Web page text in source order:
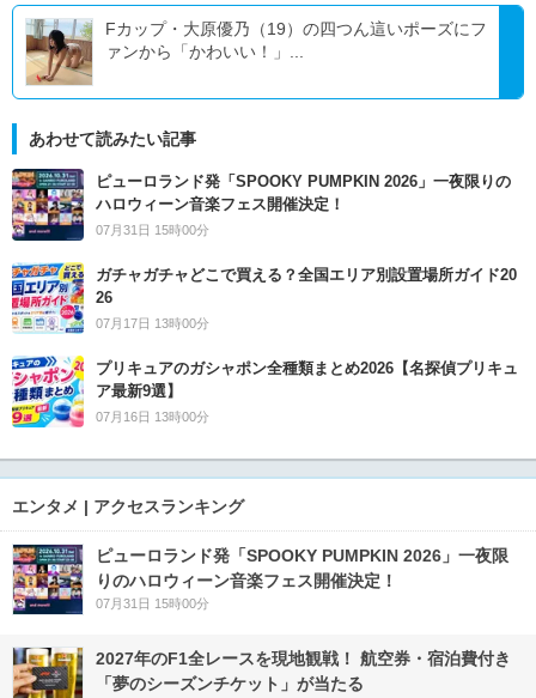
Fカップ・大原優乃（19）の四つん這いポーズにフ
ァンから「かわいい！」...
あわせて読みたい記事
ピューロランド発「SPOOKY PUMPKIN 2026」一夜限りの
ハロウィーン音楽フェス開催決定！
07月31日 15時00分
ガチャガチャどこで買える？全国エリア別設置場所ガイド20
26
07月17日 13時00分
プリキュアのガシャポン全種類まとめ2026【名探偵プリキュ
ア最新9選】
07月16日 13時00分
エンタメ | アクセスランキング
ピューロランド発「SPOOKY PUMPKIN 2026」一夜限
りのハロウィーン音楽フェス開催決定！
07月31日 15時00分
2027年のF1全レースを現地観戦！ 航空券・宿泊費付き
「夢のシーズンチケット」が当たる